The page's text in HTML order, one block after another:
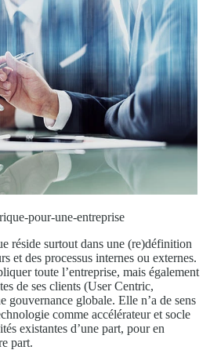
pour-une-entreprise
réside surtout dans une (re)définition
et des processus internes ou externes.
toute l’entreprise, mais également
de ses clients (User Centric,
gouvernance globale. Elle n’a de sens
comme accélérateur et socle
existantes d’une part, pour en
part.